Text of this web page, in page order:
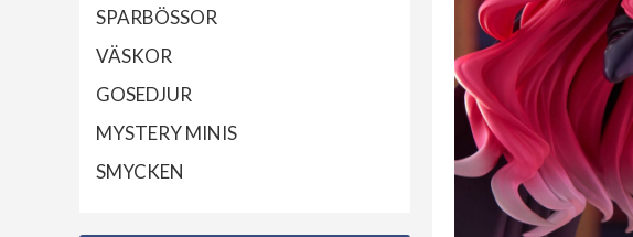
SPARBÖSSOR
VÄSKOR
GOSEDJUR
MYSTERY MINIS
SMYCKEN